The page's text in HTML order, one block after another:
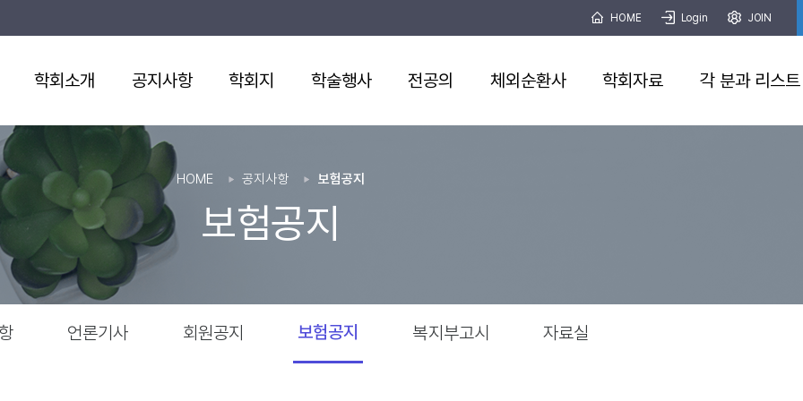
학회소개 공지사항 학회지 학술행사 전공의 체외순환사 학회자료 각 분과 리스트
HOME Login JOIN
보험공지
HOME 공지사항 보험공지
언론기사 회원공지 보험공지 복지부고시 자료실